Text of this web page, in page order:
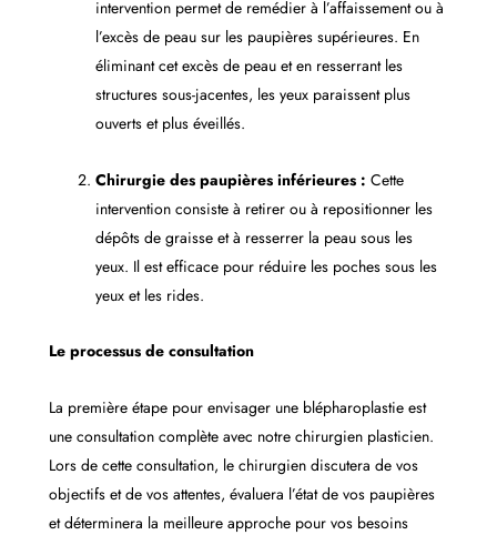
intervention permet de remédier à l’affaissement ou à
l’excès de peau sur les paupières supérieures. En
éliminant cet excès de peau et en resserrant les
structures sous-jacentes, les yeux paraissent plus
ouverts et plus éveillés.
Chirurgie des paupières inférieures : Cette
intervention consiste à retirer ou à repositionner les
dépôts de graisse et à resserrer la peau sous les
yeux. Il est efficace pour réduire les poches sous les
yeux et les rides.
Le processus de consultation
La première étape pour envisager une blépharoplastie est
une consultation complète avec notre chirurgien plasticien.
Lors de cette consultation, le chirurgien discutera de vos
objectifs et de vos attentes, évaluera l’état de vos paupières
et déterminera la meilleure approche pour vos besoins